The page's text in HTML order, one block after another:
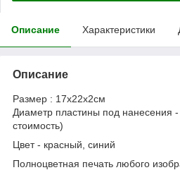
Описание Характеристики
Описание
Размер : 17x22x2см
Диаметр пластины под нанесения
стоимость)
Цвет - красный, синий
Полноцветная печать любого